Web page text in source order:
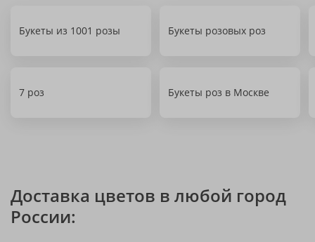
Букеты из 1001 розы Букеты розовых роз
7 роз Букеты роз в Москве
Доставка цветов в любой город
России: